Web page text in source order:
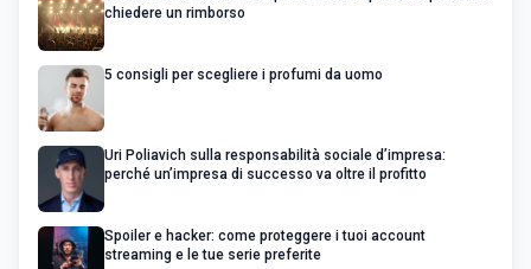
chiedere un rimborso
5 consigli per scegliere i profumi da uomo
Uri Poliavich sulla responsabilità sociale d’impresa:
perché un’impresa di successo va oltre il profitto
Spoiler e hacker: come proteggere i tuoi account
streaming e le tue serie preferite